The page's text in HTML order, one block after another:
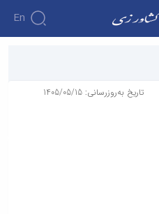
En
تاریخ به‌روزرسانی: 1405/05/15